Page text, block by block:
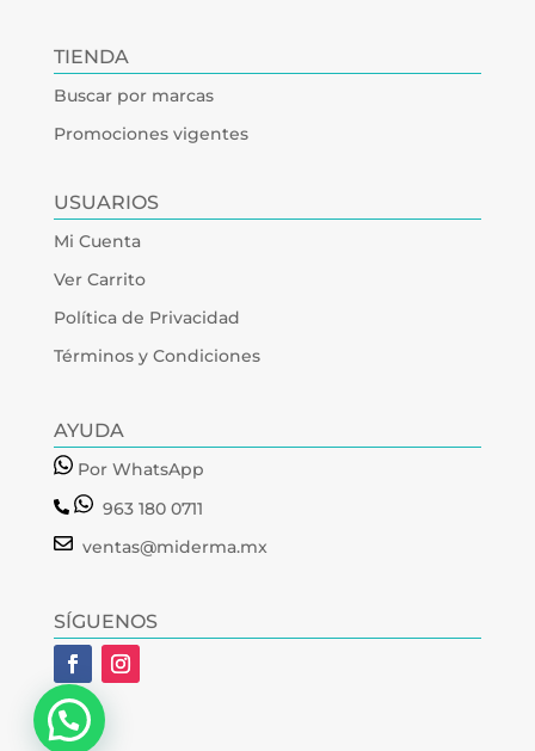
TIENDA
Buscar por marcas
Promociones vigentes
USUARIOS
Mi Cuenta
Ver Carrito
Política de Privacidad
Términos y Condiciones
AYUDA
Por WhatsApp
963 180 0711
ventas@miderma.mx
SÍGUENOS